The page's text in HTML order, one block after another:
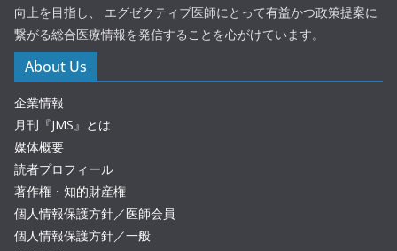
向上を目指し、 エグゼクティブ医師にとって有益かつ政策提案に
繋がる総合医療情報を発信することを心がけています。
About Us
企業情報
月刊『JMS』とは
媒体概要
読者プロフィール
著作権・知的財産権
個人情報保護方針／医師会員
個人情報保護方針／一般